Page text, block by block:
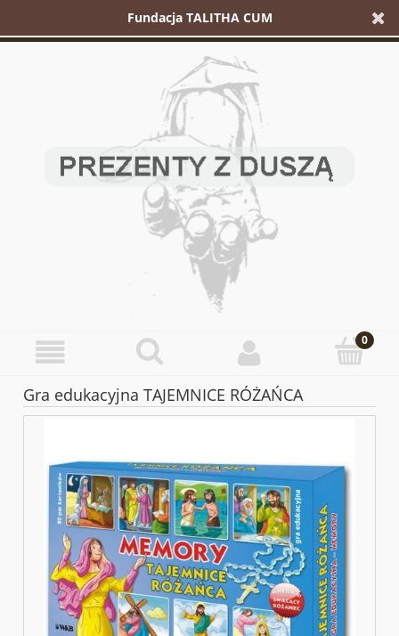
Fundacja TALITHA CUM
Gra edukacyjna TAJEMNICE RÓŻAŃCA